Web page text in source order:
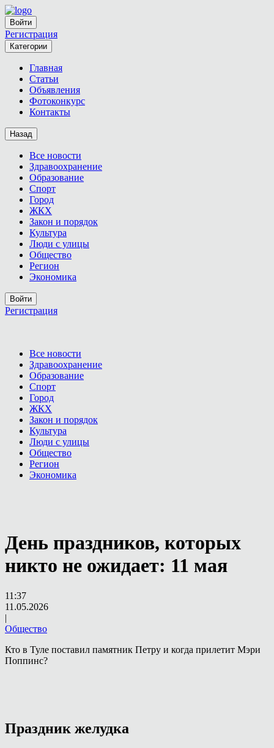
Войти
Регистрация
Категории
Главная
Статьи
Объявления
Фотоконкурс
Контакты
Назад
Все новости
Здравоохранение
Образование
Спорт
Город
ЖКХ
Закон и порядок
Культура
Люди с улицы
Общество
Регион
Экономика
Войти
Регистрация
Все новости
Здравоохранение
Образование
Спорт
Город
ЖКХ
Закон и порядок
Культура
Люди с улицы
Общество
Регион
Экономика
День праздников, которых
никто не ожидает: 11 мая
11:37
11.05.2026
|
Общество
Кто в Туле поставил памятник Петру и когда прилетит Мэри
Поппинс?
Праздник желудка